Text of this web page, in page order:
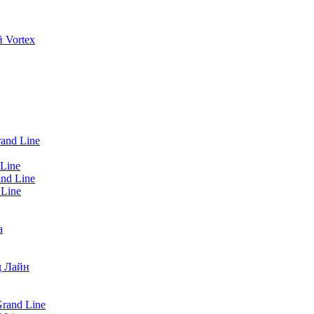
Vortex
Line
Line
Лайн
Line